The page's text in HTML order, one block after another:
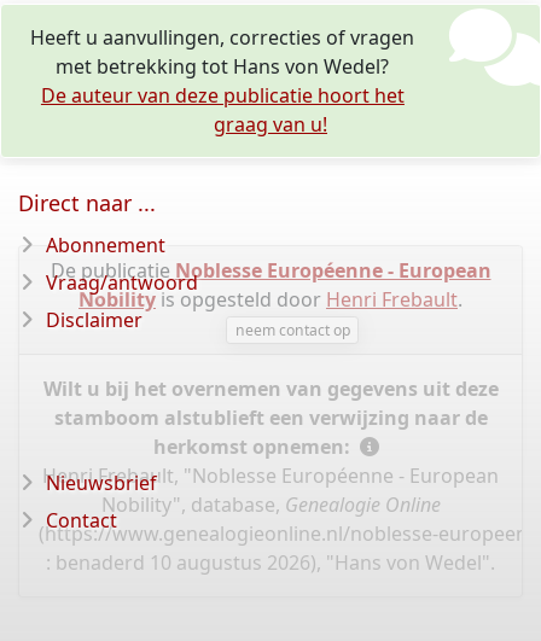
Heeft u aanvullingen, correcties of vragen
met betrekking tot Hans von Wedel?
De auteur van deze publicatie hoort het
graag van u!
De publicatie Noblesse Européenne - European
Nobility is opgesteld door Henri Frebault.
neem contact op
Wilt u bij het overnemen van gegevens uit deze
stamboom alstublieft een verwijzing naar de
herkomst opnemen:
Henri Frebault, "Noblesse Européenne - European
Nobility", database, Genealogie Online
(https://www.genealogieonline.nl/noblesse-
: benaderd 10 augustus 2026), "Hans von Wedel".
Direct naar ...
Abonnement
Vraag/antwoord
Disclaimer
Nieuwsbrief
Contact